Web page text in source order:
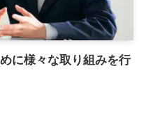
に様々な取り組みを行